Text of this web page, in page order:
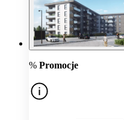
% Promocje